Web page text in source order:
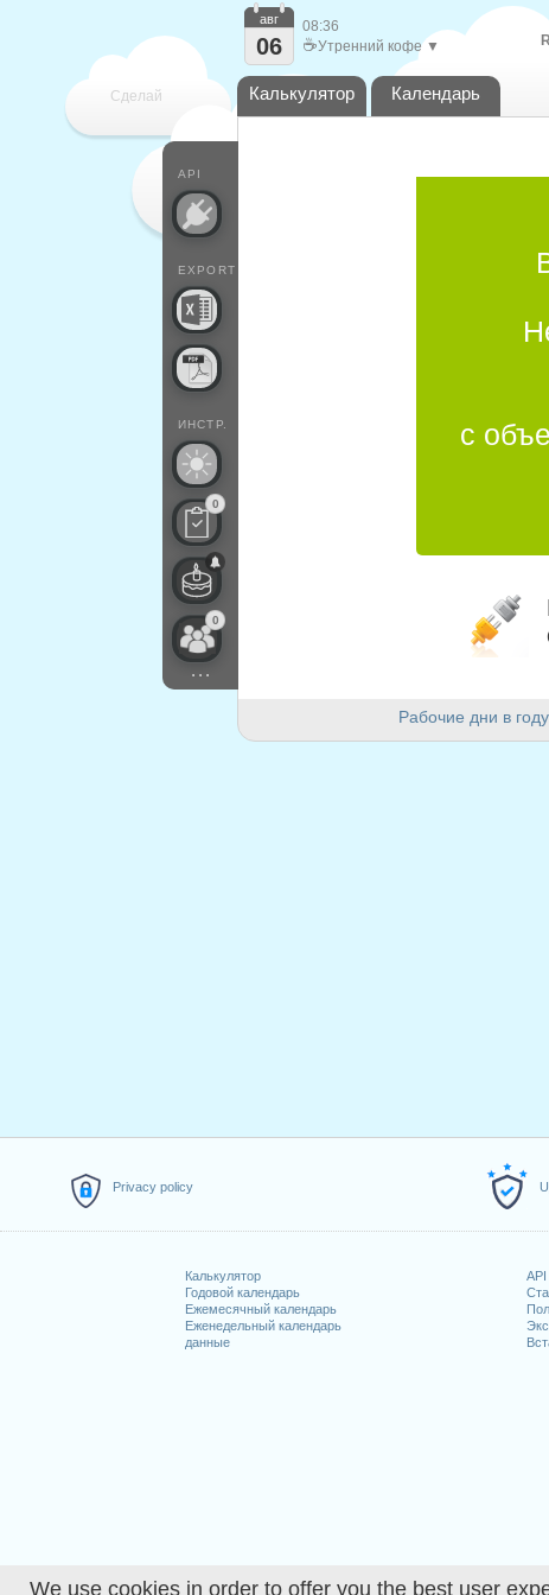
We use cookies in order to offer you the best user
Privacy policy
Калькулятор
Годовой календарь
Ежемесячный календарь
Еженедельный календарь
данные
Сделай
API
EXPORT
ИНСТР.
0
0
...
авг
06
08:36
☕Утренний кофе ▼
Калькулятор Календарь
Рабочие дни в
с